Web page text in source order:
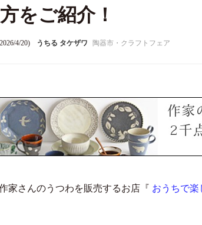
をご紹介！
4/20) うちる タケザワ 陶器市・クラフトフェア
家さんのうつわを販売するお店『 おうちで楽